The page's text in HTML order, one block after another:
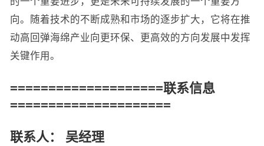
向。随着技术的不断成熟和市场的逐步扩大，它将在推
动高回弹海绵产业向更环保、更高效的方向发展中发挥
关键作用。
====================联系信息
=====================
联系人： 吴经理